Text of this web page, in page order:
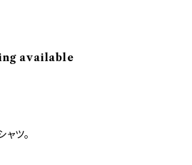
available
ツ。